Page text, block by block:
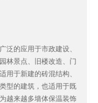
泛的应用于市政建设、
林景点、旧楼改造、门
用于新建的砖混结构、
型的建筑，也适用于既
越来越多墙体保温装饰